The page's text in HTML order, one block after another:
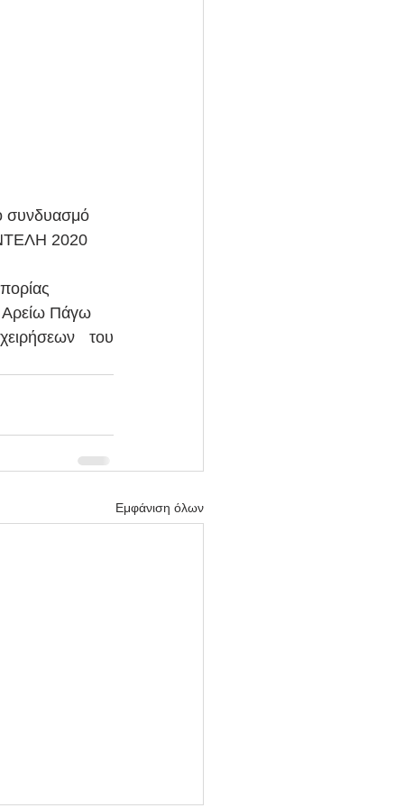
συνδυασμό
2020
Αρείω Πάγω
του
Εμφάνιση όλων